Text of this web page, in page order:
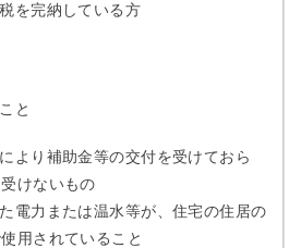
を完納している方
と
より補助金等の交付を受けておら
けないもの
電力または温水等が、住宅の住居の
用されていること